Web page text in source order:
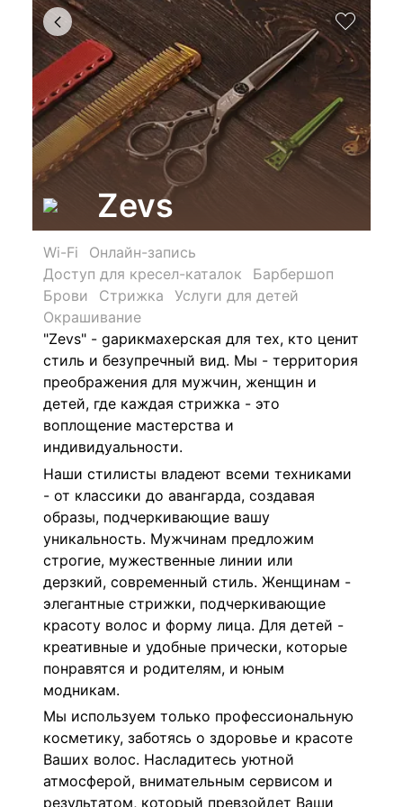
Zevs
Wi-Fi
Онлайн-запись
Доступ для кресел-каталок
Барбершоп
Брови
Стрижка
Услуги для детей
Окрашивание
"Zevs" - gарикмахерская для тех, кто ценит
стиль и безупречный вид. Мы - территория
преображения для мужчин, женщин и
детей, где каждая стрижка - это
воплощение мастерства и
индивидуальности.
Наши стилисты владеют всеми техниками
- от классики до авангарда, создавая
образы, подчеркивающие вашу
уникальность. Мужчинам предложим
строгие, мужественные линии или
дерзкий, современный стиль. Женщинам -
элегантные стрижки, подчеркивающие
красоту волос и форму лица. Для детей -
креативные и удобные прически, которые
понравятся и родителям, и юным
модникам.
Мы используем только профессиональную
косметику, заботясь о здоровье и красоте
Ваших волос. Насладитесь уютной
атмосферой, внимательным сервисом и
результатом, который превзойдет Ваши